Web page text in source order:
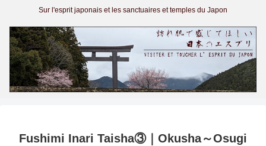
Sur l'esprit japonais et les sanctuaires et temples du Japon
Fushimi Inari Taisha③｜Okusha～Osugi